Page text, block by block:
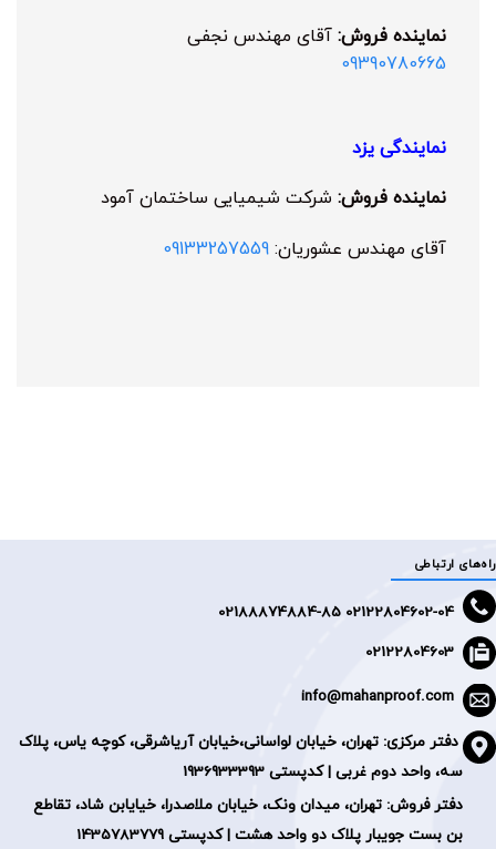
نماینده فروش: آقای مهندس نجفی
09390780665
نمایندگی یزد
نماینده فروش: شرکت شیمیایی ساختمان آمود
آقای مهندس عشوریان: 09133257559
راه‌های ارتباطی
02122804602-04 0
2188874884-85
02122804603
دفتر مرکزی: تهران، خیابان لواسانی،خیابان آریاشرقی، کوچه یاس، پلاک
سه، واحد دوم غربی | کدپستی 1936933393
دفتر فروش: تهران، میدان ونک، خیابان ملاصدرا، خیایابن شاد، تقاطع
بن بست جویبار پلاک دو واحد هشت | کدپستی 1435783779